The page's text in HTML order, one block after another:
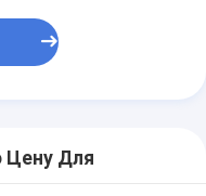
Цену Для